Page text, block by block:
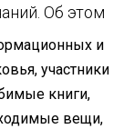
Об этом
и
участники
книги,
вещи,